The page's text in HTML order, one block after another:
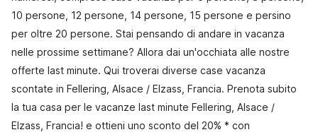
10 persone, 12 persone, 14 persone, 15 persone e persino
per oltre 20 persone. Stai pensando di andare in vacanza
nelle prossime settimane? Allora dai un'occhiata alle nostre
offerte last minute. Qui troverai diverse case vacanza
scontate in Fellering, Alsace / Elzass, Francia. Prenota subito
la tua casa per le vacanze last minute Fellering, Alsace /
Elzass, Francia! e ottieni uno sconto del 20% * con